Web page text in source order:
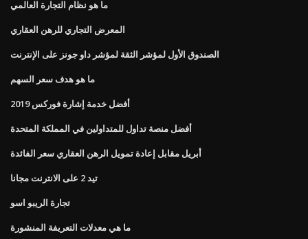
ما هو نظام التجارة العالمي
المعرض التجاري للرهن العقاري
الصندوق الأول لمؤشر الثقة لمؤشر داو جونز على الإنترنت
ما هو هدف سعر السهم
أفضل خدمة إشارة فوركس 2019
أفضل منصة تداول للمتداولين في المملكة المتحدة
أبريل مقابل إعادة تمويل الرهن العقاري سعر الفائدة
تيد 2 على الانترنت مجانا
تجارة الريبو اسو
ما هي معدلات التعريفة المنشورة